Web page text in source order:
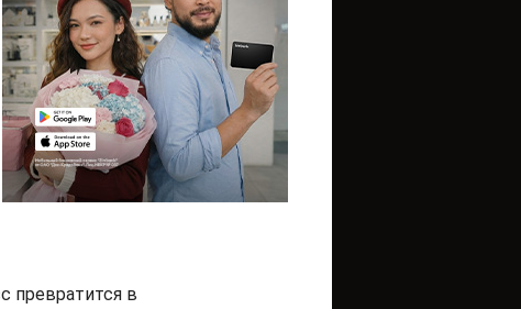
превратится в